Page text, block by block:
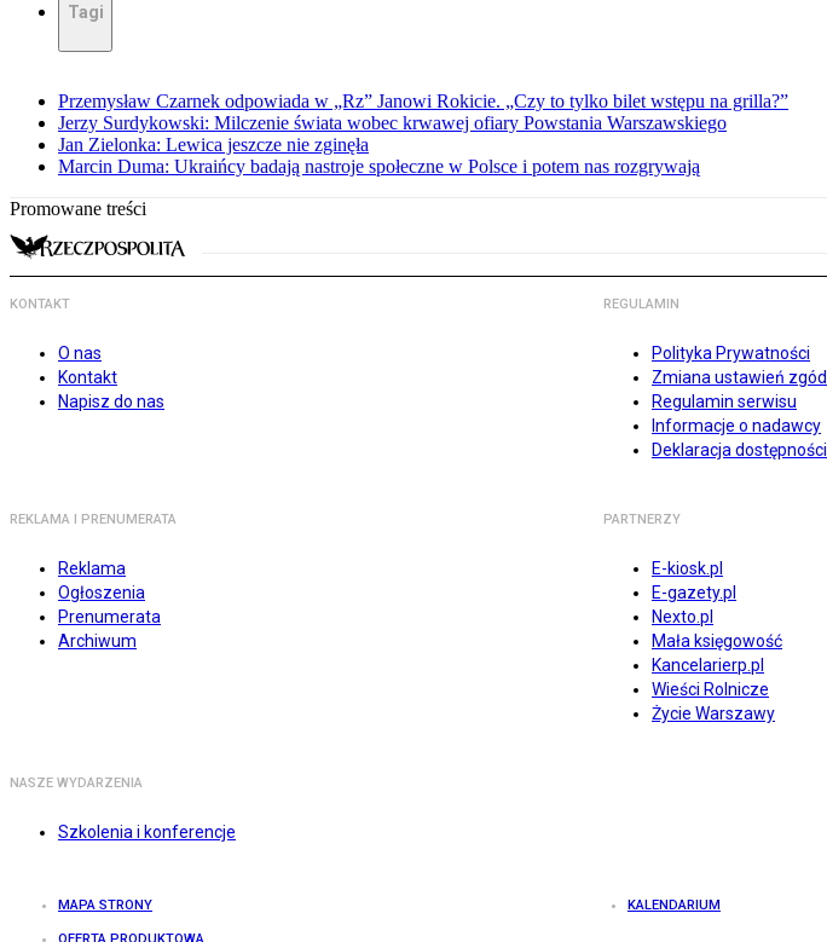
Tagi
Przemysław Czarnek odpowiada w „Rz” Janowi Rokicie. „Czy to tylko bilet wstępu na grilla?”
Jerzy Surdykowski: Milczenie świata wobec krwawej ofiary Powstania Warszawskiego
Jan Zielonka: Lewica jeszcze nie zginęła
Marcin Duma: Ukraińcy badają nastroje społeczne w Polsce i potem nas rozgrywają
Promowane treści
KONTAKT
O nas
Kontakt
Napisz do nas
REGULAMIN
Polityka Prywatności
Zmiana ustawień zgód
Regulamin serwisu
Informacje o nadawcy
Deklaracja dostępności
REKLAMA I PRENUMERATA
Reklama
Ogłoszenia
Prenumerata
Archiwum
PARTNERZY
E-kiosk.pl
E-gazety.pl
Nexto.pl
Mała księgowość
Kancelarierp.pl
Wieści Rolnicze
Życie Warszawy
NASZE WYDARZENIA
Szkolenia i konferencje
MAPA STRONY KALENDARIUM